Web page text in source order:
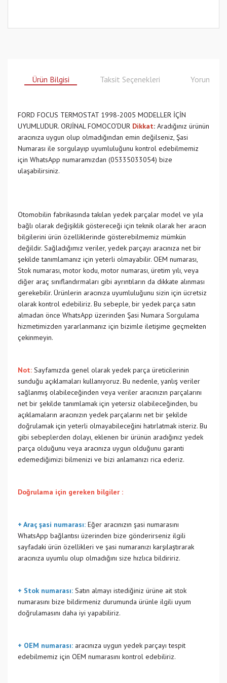
Ürün Bilgisi Taksit Seçenekleri Yorumlar
FORD FOCUS TERMOSTAT 1998-2005 MODELLER İÇİN
UYUMLUDUR. ORJİNAL FOMOCO'DUR Dikkat: Aradığınız ürünün
aracınıza uygun olup olmadığından emin değilseniz, Şasi
Numarası ile sorgulayıp uyumluluğunu kontrol edebilmemiz
için WhatsApp numaramızdan (05335033054) bize
ulaşabilirsiniz.
Otomobilin fabrikasında takılan yedek parçalar model ve yıla
bağlı olarak değişiklik göstereceği için teknik olarak her aracın
bilgilerini ürün özelliklerinde gösterebilmemiz mümkün
değildir. Sağladığımız veriler, yedek parçayı aracınıza net bir
şekilde tanımlamanız için yeterli olmayabilir. OEM numarası,
Stok numarası, motor kodu, motor numarası, üretim yılı, veya
diğer araç sınıflandırmaları gibi ayrıntıların da dikkate alınması
gerekebilir. Ürünlerin aracınıza uyumluluğunu sizin için ücretsiz
olarak kontrol edebiliriz. Bu sebeple, bir yedek parça satın
almadan önce WhatsApp üzerinden Şasi Numara Sorgulama
hizmetimizden yararlanmanız için bizimle iletişime geçmekten
çekinmeyin.
Not: Sayfamızda genel olarak yedek parça üreticilerinin
sunduğu açıklamaları kullanıyoruz. Bu nedenle, yanlış veriler
sağlanmış olabileceğinden veya veriler aracınızın parçalarını
net bir şekilde tanımlamak için yetersiz olabileceğinden, bu
açıklamaların aracınızın yedek parçalarını net bir şekilde
doğrulamak için yeterli olmayabileceğini hatırlatmak isteriz. Bu
gibi sebeplerden dolayı, eklenen bir ürünün aradığınız yedek
parça olduğunu veya aracınıza uygun olduğunu garanti
edemediğimizi bilmenizi ve bizi anlamanızı rica ederiz.
Doğrulama için gereken bilgiler :
+ Araç şasi numarası: Eğer aracınızın şasi numarasını
WhatsApp bağlantısı üzerinden bize gönderirseniz ilgili
sayfadaki ürün özellikleri ve şasi numaranızı karşılaştırarak
aracınıza uyumlu olup olmadığını size hızlıca bildiririz.
+ Stok numarası: Satın almayı istediğiniz ürüne ait stok
numarasını bize bildirmeniz durumunda ürünle ilgili uyum
doğrulamasını daha iyi yapabiliriz.
+ OEM numarası: aracınıza uygun yedek parçayı tespit
edebilmemiz için OEM numarasını kontrol edebiliriz.